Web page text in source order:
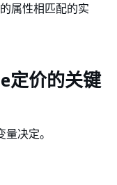
属性相匹配的实
定价的关键
决定。